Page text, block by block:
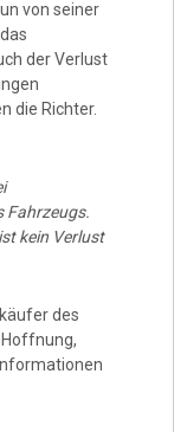
von seiner
der Verlust
die Richter.
Fahrzeugs.
kein Verlust
des